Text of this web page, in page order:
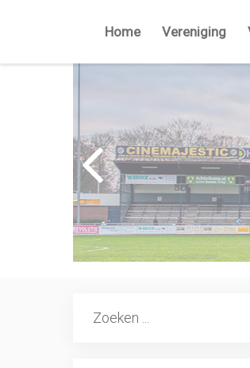
Home Vereniging